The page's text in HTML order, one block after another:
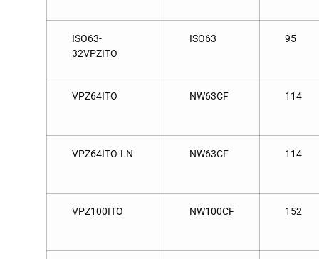
ISO63-
32VPZITO
ISO63 95
VPZ64ITO NW63CF 114
VPZ64ITO-LN NW63CF 114
VPZ100ITO NW100CF 152